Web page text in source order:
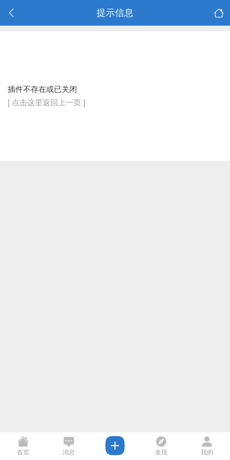
提示信息
插件不存在或已关闭
[ 点击这里返回上一页 ]
首页 消息 发现 我的